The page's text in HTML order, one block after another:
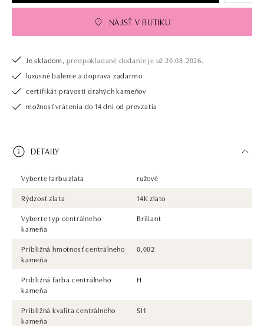
NÁJSŤ V BUTIKU
Je skladom, predpokladané dodanie je už 20.08.2026.
luxusné balenie a doprava zadarmo
certifikát pravosti drahých kameňov
možnosť vrátenia do 14 dní od prevzatia
DETAILY
Vyberte farbu zlata
ružové
Rýdzosť zlata
14K zlato
Vyberte typ centrálneho
kameňa
Briliant
Približná hmotnosť centrálneho
kameňa
0,002
Približná farba centrálneho
kameňa
H
Približná kvalita centrálneho
kameňa
SI1